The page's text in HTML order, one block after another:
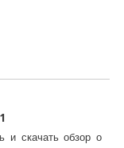
и скачать обзор о